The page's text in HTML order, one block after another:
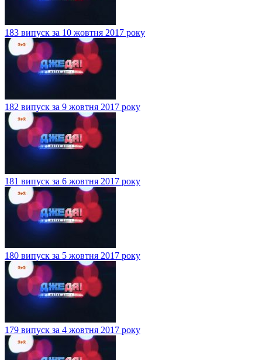
183 випуск за 10 жовтня 2017 року
182 випуск за 9 жовтня 2017 року
181 випуск за 6 жовтня 2017 року
180 випуск за 5 жовтня 2017 року
179 випуск за 4 жовтня 2017 року